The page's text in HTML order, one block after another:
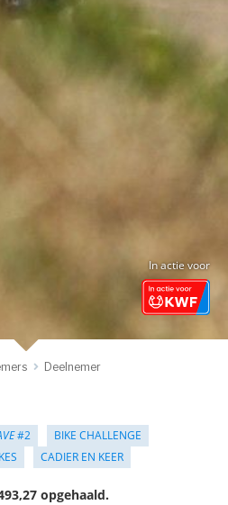
In actie voor
Deelnemer
#2
BIKE CHALLENGE
CADIER EN KEER
opgehaald.